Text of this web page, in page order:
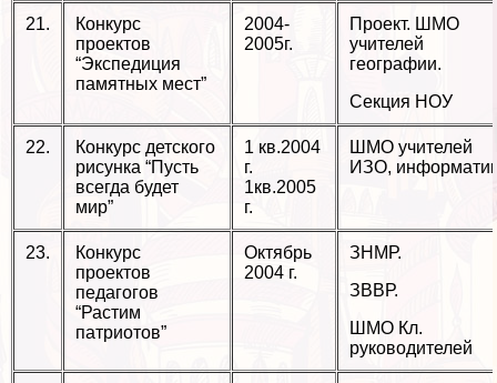
21.
Конкурс
проектов
“Экспедиция
памятных мест”
2004-
2005г.
Проект. ШМО
учителей
географии.
Секция НОУ
22.
Конкурс детского
рисунка “Пусть
всегда будет
мир”
1 кв.2004
г.
1кв.2005
г.
ШМО учителей
ИЗО,
23.
Конкурс
проектов
педагогов
“Растим
патриотов”
Октябрь
2004 г.
ЗНМР.
ЗВВР.
ШМО Кл.
руководителей